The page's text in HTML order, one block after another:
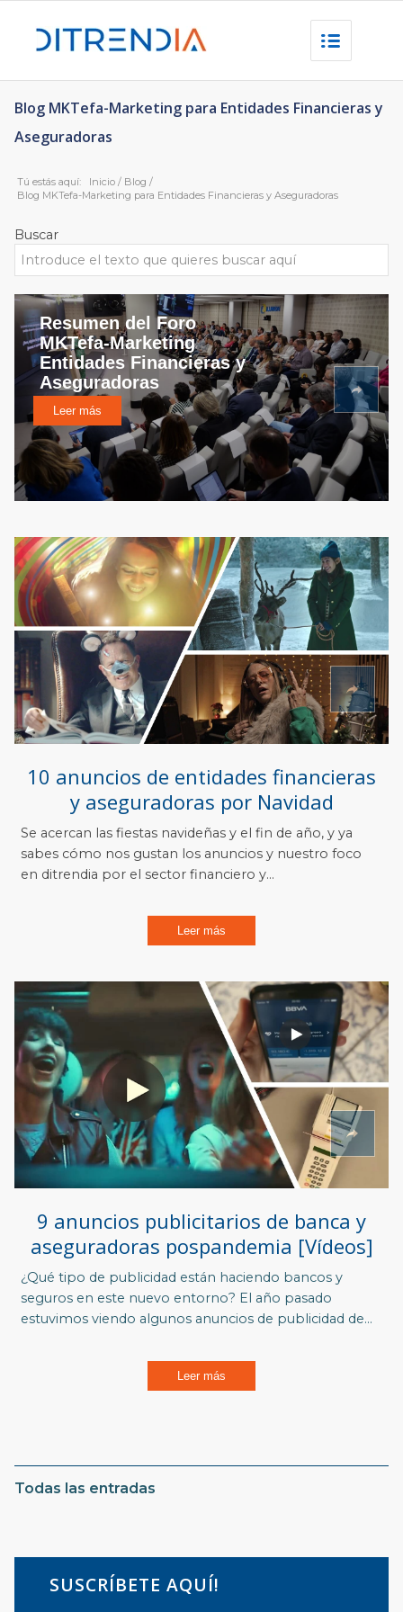
Blog MKTefa-Marketing para Entidades Financieras y
Aseguradoras
Tú estás aquí: Inicio / Blog /
Blog MKTefa-Marketing para Entidades Financieras y Aseguradoras
Buscar
Resumen del Foro
MKTefa-Marketing
Entidades Financieras y
Aseguradoras
Leer más
10 anuncios de entidades financieras
y aseguradoras por Navidad
Se acercan las fiestas navideñas y el fin de año, y ya
sabes cómo nos gustan los anuncios y nuestro foco
en ditrendia por el sector financiero y...
Leer más
9 anuncios publicitarios de banca y
aseguradoras pospandemia [Vídeos]
¿Qué tipo de publicidad están haciendo bancos y
seguros en este nuevo entorno? El año pasado
estuvimos viendo algunos anuncios de publicidad de...
Leer más
Todas las entradas
SUSCRÍBETE AQUÍ!